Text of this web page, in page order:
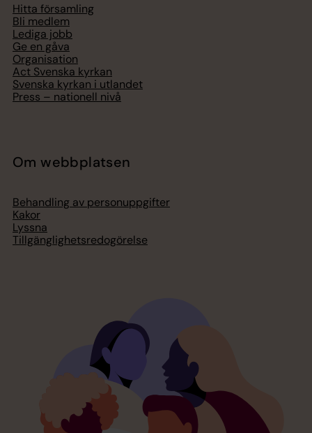
Hitta församling
Bli medlem
Lediga jobb
Ge en gåva
Organisation
Act Svenska kyrkan
Svenska kyrkan i utlandet
Press – nationell nivå
Om webbplatsen
Behandling av personuppgifter
Kakor
Lyssna
Tillgänglighetsredogörelse